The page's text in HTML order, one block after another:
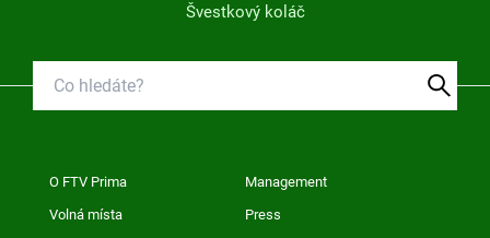
Švestkový koláč
O FTV Prima Management
Volná místa Press